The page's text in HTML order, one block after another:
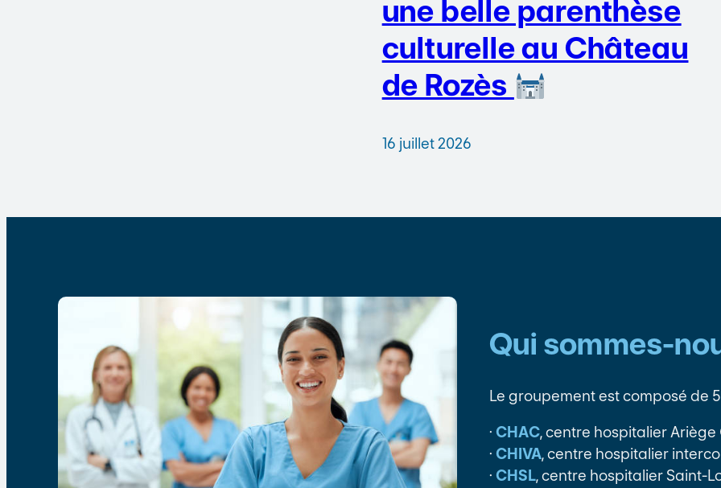
une belle parenthèse
culturelle au Château
de Rozès
16 juillet 2026
Qui sommes-
Le groupement est composé de
· CHAC, centre hospitalier Ariège
· CHIVA, centre hospitalier
· CHSL, centre hospitalier Saint-